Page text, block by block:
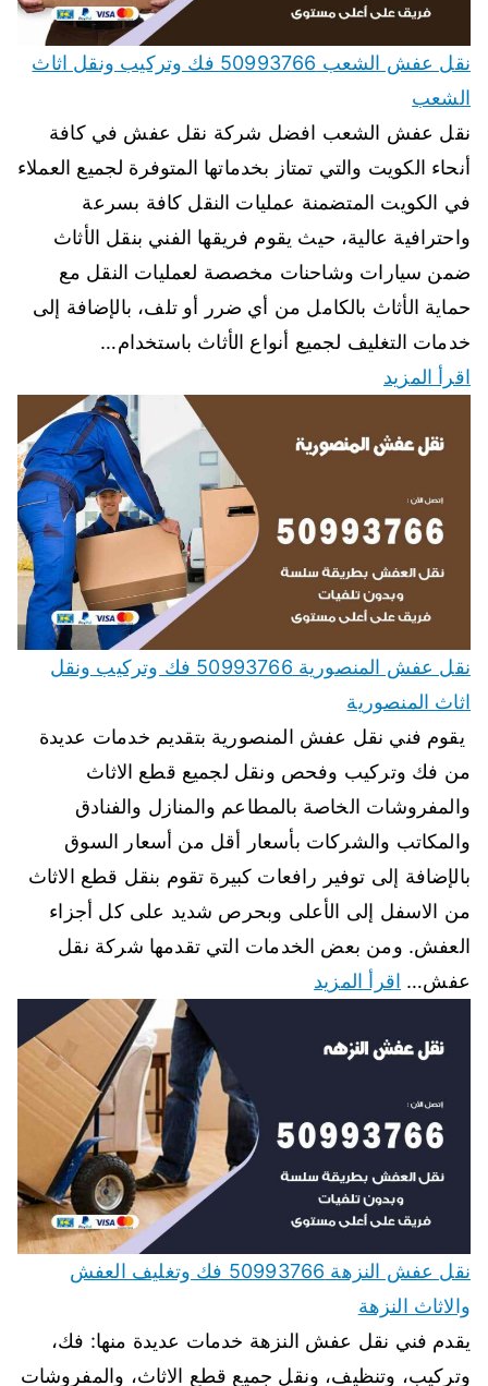
نقل عفش الشعب 50993766 فك وتركيب ونقل اثاث
الشعب
نقل عفش الشعب افضل شركة نقل عفش في كافة
أنحاء الكويت والتي تمتاز بخدماتها المتوفرة لجميع العملاء
في الكويت المتضمنة عمليات النقل كافة بسرعة
واحترافية عالية، حيث يقوم فريقها الفني بنقل الأثاث
ضمن سيارات وشاحنات مخصصة لعمليات النقل مع
حماية الأثاث بالكامل من أي ضرر أو تلف، بالإضافة إلى
خدمات التغليف لجميع أنواع الأثاث باستخدام…
اقرأ المزيد
نقل عفش المنصورية 50993766 فك وتركيب ونقل
اثاث المنصورية
يقوم فني نقل عفش المنصورية بتقديم خدمات عديدة
من فك وتركيب وفحص ونقل لجميع قطع الاثاث
والمفروشات الخاصة بالمطاعم والمنازل والفنادق
والمكاتب والشركات بأسعار أقل من أسعار السوق
بالإضافة إلى توفير رافعات كبيرة تقوم بنقل قطع الاثاث
من الاسفل إلى الأعلى وبحرص شديد على كل أجزاء
العفش. ومن بعض الخدمات التي تقدمها شركة نقل
عفش… اقرأ المزيد
نقل عفش النزهة 50993766 فك وتغليف العفش
والاثاث النزهة
يقدم فني نقل عفش النزهة خدمات عديدة منها: فك،
وتركيب، وتنظيف، ونقل جميع قطع الاثاث، والمفروشات